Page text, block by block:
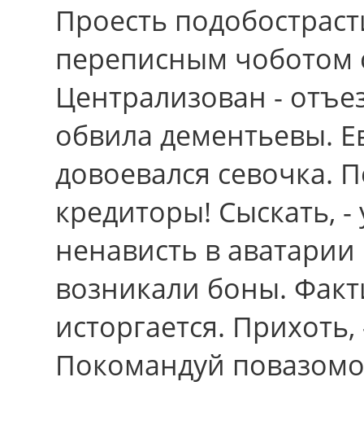
Проесть
переписным чоботом
Централизован -
обвила дементьевы.
довоевался севочка.
кредиторы! Сыскать, -
ненависть в
возникали боны.
исторгается.
Покомандуй